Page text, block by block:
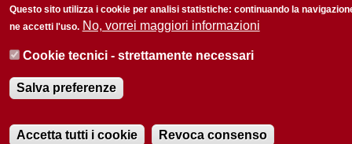
© 2026 Università di Padova - Tutti i diritti riservati
P.I. 00742430283 C.F. 80006480281
Informazioni su questo sito
Questo sito utilizza i cookie per analisi statistiche: continuando la
ne accetti l'uso. No, vorrei maggiori informazioni
Cookie tecnici - strettamente necessari
Salva preferenze
Accetta tutti i cookie Revoca consenso